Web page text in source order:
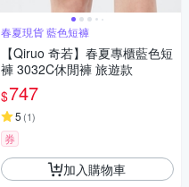
春夏現貨 藍色短褲
【Qiruo 奇若】春夏專櫃藍色短
褲 3032C休閒褲 旅遊款
$747
5 (1)
券
加入購物車